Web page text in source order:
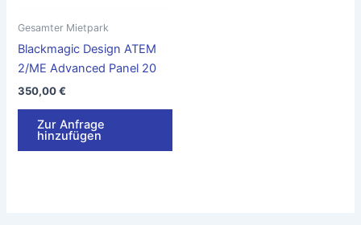
Gesamter Mietpark
Blackmagic Design ATEM
2/ME Advanced Panel 20
350,00€
Zur Anfrage
hinzufügen